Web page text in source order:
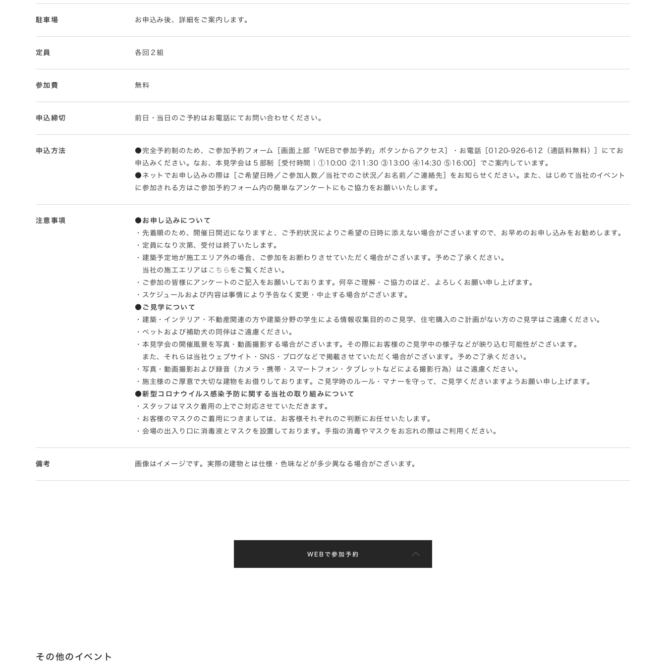
駐車場 お申込み後、詳細をご案内します。
定員 各回２組
参加費 無料
申込締切 前日・当日のご予約はお電話にてお問い合わせください。
申込方法
●完全予約制のため、ご参加予約フォーム［画面上部「WEBで参加予約」ボタンからアクセス］・お電話［0120-926-612（通話料無料）］にてお
申込みください。なお、本見学会は５部制［受付時間｜①10:00 ②11:30 ③13:00 ④14:30 ⑤16:00］でご案内しています。
●ネットでお申し込みの際は［ご希望日時／ご参加人数／当社でのご状況／お名前／ご連絡先］をお知らせください。また、はじめて当社のイベント
に参加される方はご参加予約フォーム内の簡単なアンケートにもご協力をお願いいたします。
注意事項
●お申し込みについて
・先着順のため、開催日間近になりますと、ご予約状況によりご希望の日時に添えない場合がございますので、お早めのお申し込みをお勧めします。
・定員になり次第、受付は終了いたします。
・建築予定地が施工エリア外の場合、ご参加をお断わりさせていただく場合がございます。予めご了承ください。
当社の施工エリアは こちら をご覧ください。
・ご参加の皆様にアンケートのご記入をお願いしております。何卒ご理解・ご協力のほど、よろしくお願い申し上げます。
・スケジュールおよび内容は事情により予告なく変更・中止する場合がございます。
●ご見学について
・建築・インテリア・不動産関連の方や建築分野の学生による情報収集目的のご見学、住宅購入のご計画がない方のご見学はご遠慮ください。
・ペットおよび補助犬の同伴はご遠慮ください。
・本見学会の開催風景を写真・動画撮影する場合がございます。その際にお客様のご見学中の様子などが映り込む可能性がございます。
また、それらは当社ウェブサイト・SNS・ブログなどで掲載させていただく場合がございます。予めご了承ください。
・写真・動画撮影および録音（カメラ・携帯・スマートフォン・タブレットなどによる撮影行為）はご遠慮ください。
・施主様のご厚意で大切な建物をお借りしております。ご見学時のルール・マナーを守って、ご見学くださいますようお願い申し上げます。
●新型コロナウイルス感染予防に関する当社の取り組みについて
・スタッフはマスク着用の上でご対応させていただきます。
・お客様のマスクのご着用につきましては、お客様それぞれのご判断にお任せいたします。
・会場の出入り口に消毒液とマスクを設置しております。手指の消毒やマスクをお忘れの際はご利用ください。
備考 画像はイメージです。実際の建物とは仕様・色味などが多少異なる場合がございます。
WEBで参加予約
その他のイベント